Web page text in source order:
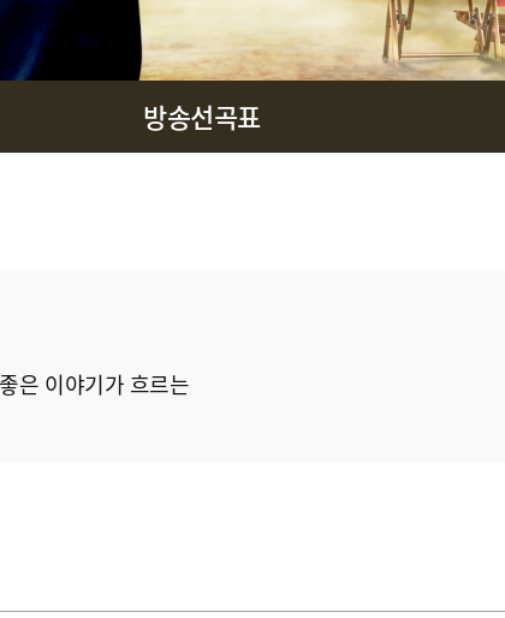
방송선곡표
은 이야기가 흐르는